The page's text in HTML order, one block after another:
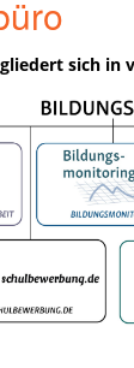
sich in